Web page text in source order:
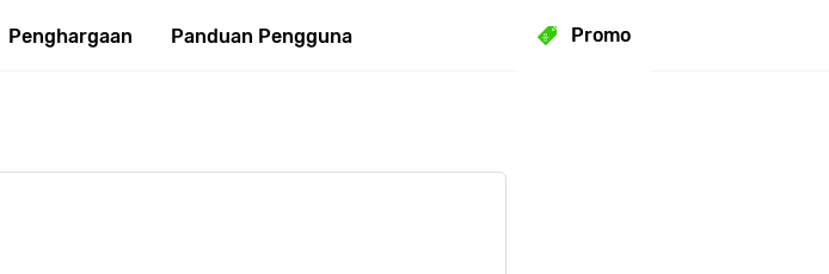
Penghargaan Panduan Pengguna Promo